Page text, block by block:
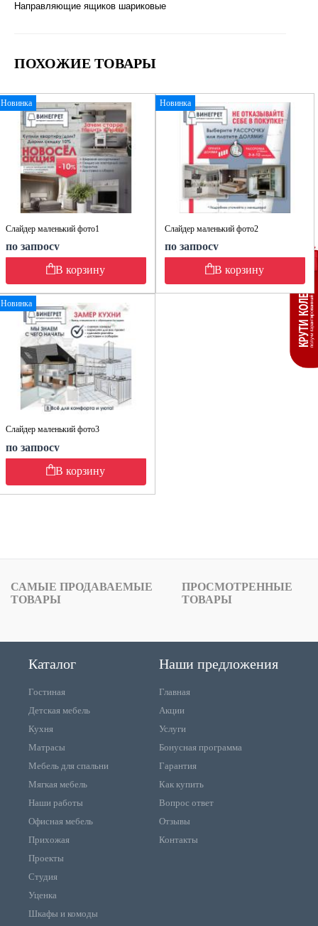
Направляющие ящиков шариковые
ПОХОЖИЕ ТОВАРЫ
Новинка
Слайдер маленький фото1
по запросу
В корзину
Новинка
Слайдер маленький фото2
по запросу
В корзину
Новинка
Слайдер маленький фото3
по запросу
В корзину
САМЫЕ ПРОДАВАЕМЫЕ
ТОВАРЫ
ПРОСМОТРЕННЫЕ
ТОВАРЫ
Каталог
Гостиная
Детская мебель
Кухня
Матрасы
Мебель для спальни
Мягкая мебель
Наши работы
Офисная мебель
Прихожая
Проекты
Студия
Уценка
Шкафы и комоды
Наши предложения
Главная
Акции
Услуги
Бонусная программа
Гарантия
Как купить
Вопрос ответ
Отзывы
Контакты